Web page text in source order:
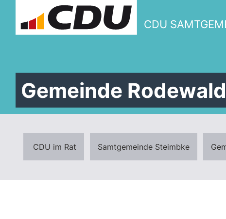
CDU
Gemeinde Rodewald
CDU im Rat Samtgemeinde Steimbke